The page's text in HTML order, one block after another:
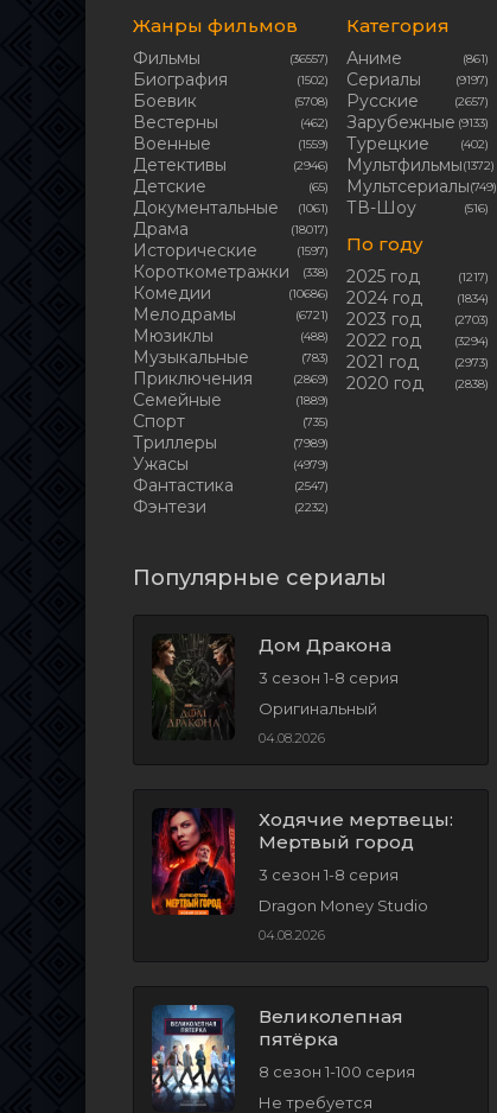
Жанры фильмов
Фильмы (36557)
Биография (1502)
Боевик (5708)
Вестерны (462)
Военные (1559)
Детективы (2946)
Детские (65)
Документальные (1061)
Драма (18017)
Исторические (1597)
Короткометражки (338)
Комедии (10686)
Мелодрамы (6721)
Мюзиклы (488)
Музыкальные (783)
Приключения (2869)
Семейные (1889)
Cпорт (735)
Триллеры (7989)
Ужасы (4979)
Фантастика (2547)
Фэнтези (2232)
Категория
Аниме (861)
Сериалы (9197)
Русские (2657)
Зарубежные (9133)
Турецкие (402)
Мультфильмы(1372)
Мультсериалы(749)
ТВ-Шоу (516)
По году
2025 год (1217)
2024 год (1834)
2023 год (2703)
2022 год (3294)
2021 год (2973)
2020 год (2838)
Популярные сериалы
Дом Дракона
3 сезон 1-8 серия
Оригинальный
04.08.2026
Ходячие мертвецы:
Мертвый город
3 сезон 1-8 серия
Dragon Money Studio
04.08.2026
Великолепная
пятёрка
8 сезон 1-100 серия
Не требуется